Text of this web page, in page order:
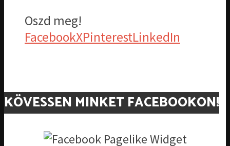
Oszd meg!
FacebookXPinterestLinkedIn
KÖVESSEN MINKET FACEBOOKON!